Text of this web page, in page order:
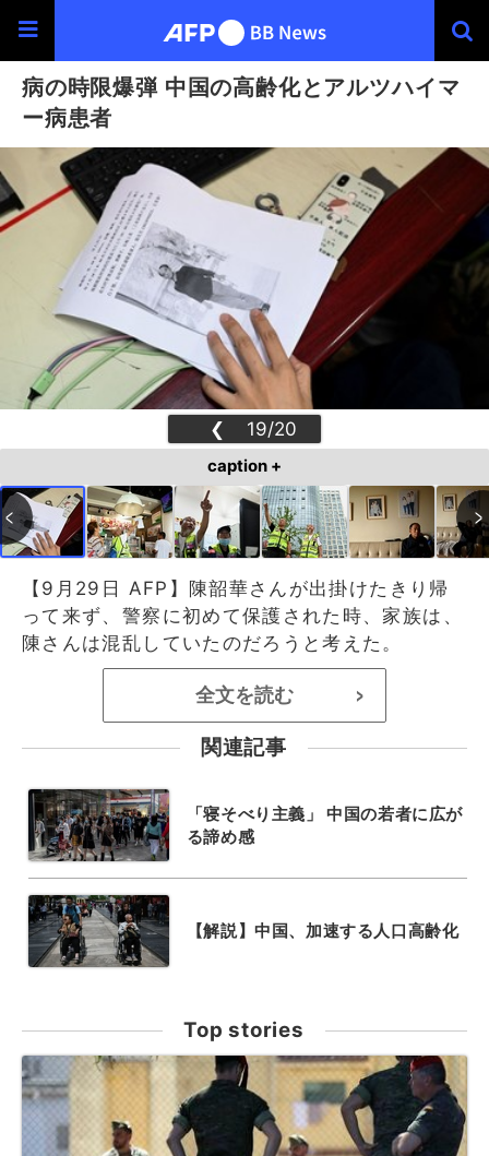
病の時限爆弾 中国の高齢化とアルツハイマ
ー病患者
❮
19/20
❯
caption +
【9月29日 AFP】陳韶華さんが出掛けたきり帰
って来ず、警察に初めて保護された時、家族は、
陳さんは混乱していたのだろうと考えた。
全文を読む >
関連記事
「寝そべり主義」 中国の若者に広が
る諦め感
【解説】中国、加速する人口高齢化
Top stories